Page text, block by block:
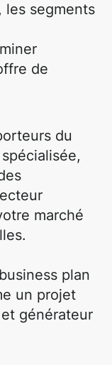
les segments
de
du
marché
plan
un projet
générateur